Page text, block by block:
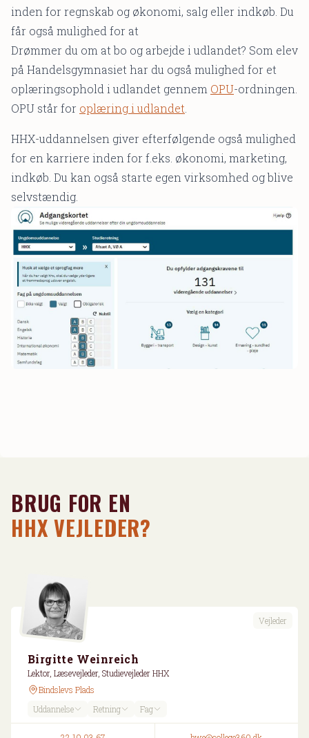
inden for regnskab og økonomi, salg eller indkøb. Du
får også mulighed for at
Drømmer du om at bo og arbejde i udlandet? Som elev
på Handelsgymnasiet har du også mulighed for et
oplæringsophold i udlandet gennem OPU-ordningen.
OPU står for oplæring i udlandet
HHX-uddannelsen giver efterfølgende også mulighed
for en karriere inden for f.eks. økonomi, marketing,
indkøb. Du kan også starte egen virksomhed og blive
selvstændig.
BRUG FOR EN
HHX VEJLEDER?
Vejleder
Birgitte Weinreich
Lektor, Læsevejleder, Studievejleder HHX
Bindslevs Plads
Uddannelse
Retning Fag